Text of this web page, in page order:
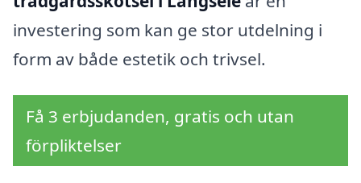
investering som kan ge stor utdelning i
form av både estetik och trivsel.
Få 3 erbjudanden, gratis och utan
förpliktelser